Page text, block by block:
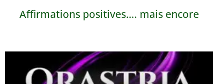
Affirmations positives…. mais encore